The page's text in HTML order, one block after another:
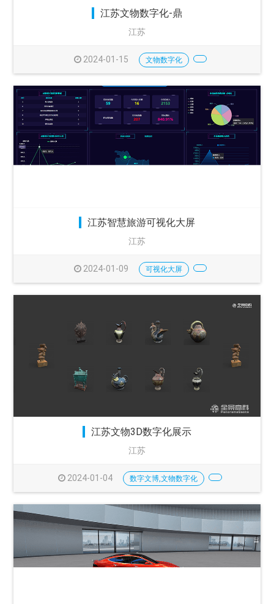
江苏文物数字化-鼎
江苏
2024-01-15 文物数字化
江苏智慧旅游可视化大屏
江苏
2024-01-09 可视化大屏
江苏文物3D数字化展示
江苏
2024-01-04 数字文博,文物数字化